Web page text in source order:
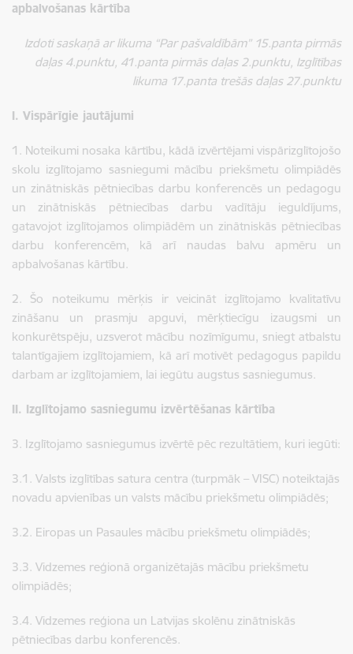
apbalvošanas kārtība
Izdoti saskaņā ar likuma “Par pašvaldībām” 15.panta pirmās
daļas 4.punktu, 41.panta pirmās daļas 2.punktu, Izglītības
likuma 17.panta trešās daļas 27.punktu
I. Vispārīgie jautājumi
1. Noteikumi nosaka kārtību, kādā izvērtējami vispārizglītojošo
skolu izglītojamo sasniegumi mācību priekšmetu olimpiādēs
un zinātniskās pētniecības darbu konferencēs un pedagogu
un zinātniskās pētniecības darbu vadītāju ieguldījums,
gatavojot izglītojamos olimpiādēm un zinātniskās pētniecības
darbu konferencēm, kā arī naudas balvu apmēru un
apbalvošanas kārtību.
2. Šo noteikumu mērķis ir veicināt izglītojamo kvalitatīvu
zināšanu un prasmju apguvi, mērķtiecīgu izaugsmi un
konkurētspēju, uzsverot mācību nozīmīgumu, sniegt atbalstu
talantīgajiem izglītojamiem, kā arī motivēt pedagogus papildu
darbam ar izglītojamiem, lai iegūtu augstus sasniegumus.
II. Izglītojamo sasniegumu izvērtēšanas kārtība
3. Izglītojamo sasniegumus izvērtē pēc rezultātiem, kuri iegūti:
3.1. Valsts izglītības satura centra (turpmāk – VISC) noteiktajās
novadu apvienības un valsts mācību priekšmetu olimpiādēs;
3.2. Eiropas un Pasaules mācību priekšmetu olimpiādēs;
3.3. Vidzemes reģionā organizētajās mācību priekšmetu
olimpiādēs;
3.4. Vidzemes reģiona un Latvijas skolēnu zinātniskās
pētniecības darbu konferencēs.